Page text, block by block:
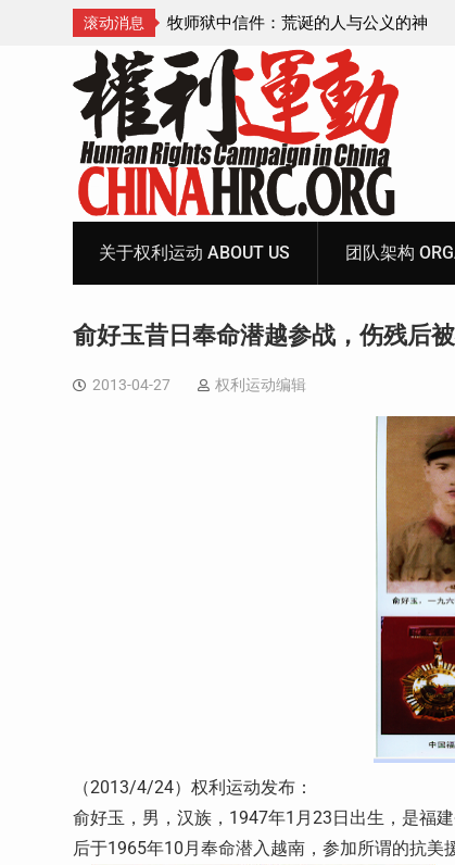
滚动消息
的人与公义的神 顾玲娣：涉黑涉恶刑事报案信
关于权利运动 ABOUT US 团队架构
俞好玉昔日奉命潜越参战，伤残后
2013-04-27 权利运动编辑
（2013/4/24）权利运动发布：
俞好玉，男，汉族，1947年1月23日出生，是福
后于1965年10月奉命潜入越南，参加所谓的抗美